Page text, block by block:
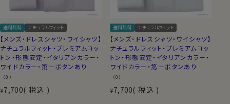
送料無料 ナチュラルフィット
【メンズ・ドレスシャツ・ワイシャツ】
ナチュラルフィット・プレミアムコッ
トン・形態安定・イタリアンカラー・
ワイドカラー・第一ボタンあり
（0）
¥7,700 税込
送料無料 ナチュラルフィット
【メンズ・ドレスシャツ・ワイシャツ】
ナチュラルフィット・プレミアムコッ
トン・形態安定・イタリアンカラー・
ワイドカラー・第一ボタンあり
（0）
¥7,700 税込